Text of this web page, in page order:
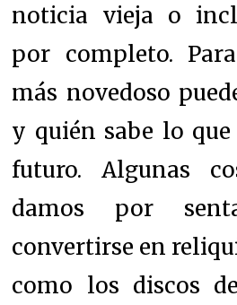
noticia vieja o
por completo.
más novedoso
y quién sabe lo
futuro. Algunas
damos por
convertirse en
como los discos